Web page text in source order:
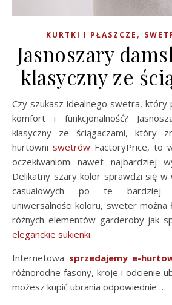
KURTKI I PŁASZCZE ,
Jasnoszary
klasyczny ze
Czy szukasz idealnego swetra, który połączy w sobie styl,
komfort i funkcjonalność?
klasyczny ze ściągaczami, który
hurtowni swetrów FactoryPrice, to
oczekiwaniom nawet najbardziej
Delikatny szary kolor sprawdzi się w
casualowych po te bardziej
uniwersalności koloru, sweter można
różnych elementów garderoby jak
eleganckie sukienki.
Internetowa sprzedajemy e-
różnorodne fasony, kroje i odcienie
możesz kupić ubrania odpowiednie …